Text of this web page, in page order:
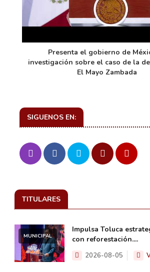
Presenta el gobierno de
investigación sobre el caso de la
El Mayo Zambada
SIGUENOS EN:
TITULARES
MUNICIPAL
Impulsa Toluca
con reforestación....
2026-08-05